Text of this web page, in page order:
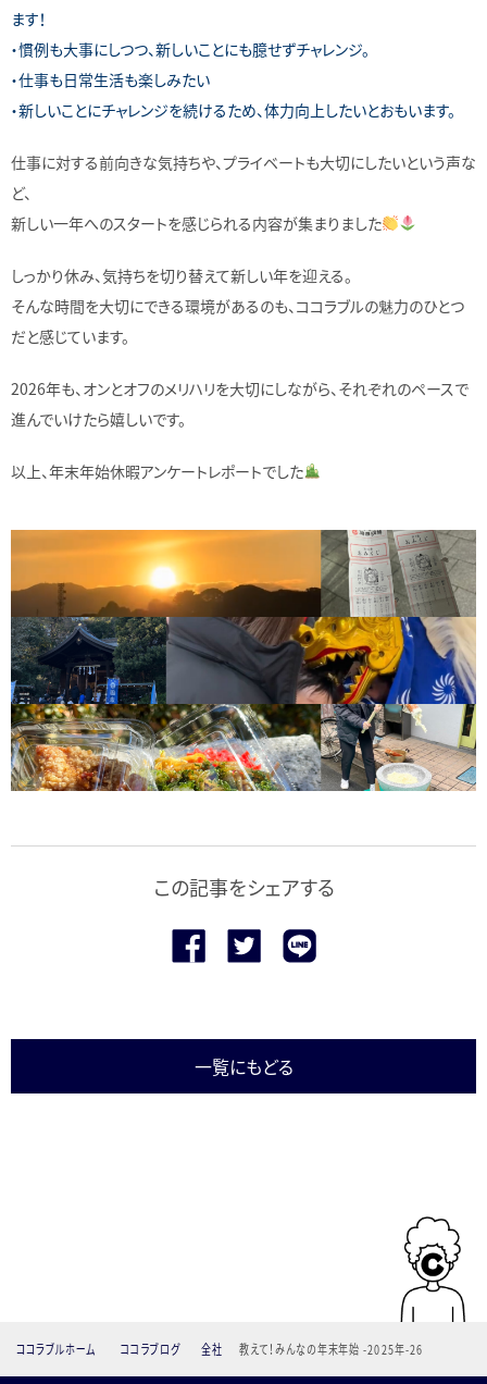
ます！
・慣例も大事にしつつ、新しいことにも臆せずチャレンジ。
・仕事も日常生活も楽しみたい
・新しいことにチャレンジを続けるため、体力向上したいとおもいます。
仕事に対する前向きな気持ちや、プライベートも大切にしたいという声な
ど、
新しい一年へのスタートを感じられる内容が集まりました
しっかり休み、気持ちを切り替えて新しい年を迎える。
そんな時間を大切にできる環境があるのも、ココラブルの魅力のひとつ
だと感じています。
2026年も、オンとオフのメリハリを大切にしながら、それぞれのペースで
進んでいけたら嬉しいです。
以上、年末年始休暇アンケートレポートでした
この記事をシェアする
一覧にもどる
ココラブルホーム ココラブログ 全社 教えて！みんなの年末年始 -2025年-26